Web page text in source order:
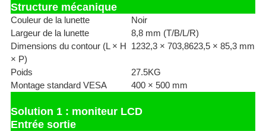
Structure mécanique
Couleur de la lunette
Noir
Largeur de la lunette
8,8 mm (T/B/L/R)
Dimensions du contour (L × H
× P)
1232,3 × 703,8623,5 × 85,3 mm
Poids
27.5KG
Montage standard VESA
400 × 500 mm
Solution 1 : moniteur LCD
Entrée sortie